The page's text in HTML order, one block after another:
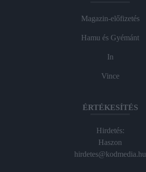
Magazin-előfizetés
Hamu és Gyémánt
In
Vince
ÉRTÉKESÍTÉS
Hirdetés:
Haszon
hirdetes@kodmedia.hu